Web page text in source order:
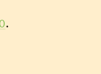
.